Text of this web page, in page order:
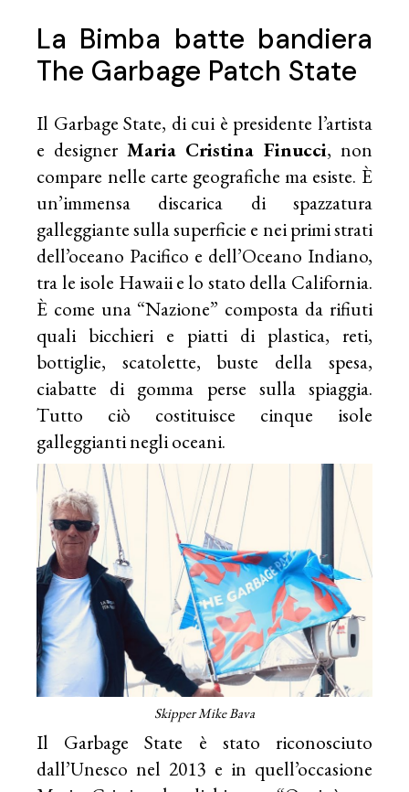
La Bimba batte bandiera
The Garbage Patch State
Il Garbage State, di cui è presidente l’artista
e designer Maria Cristina Finucci, non
compare nelle carte geografiche ma esiste. È
un’immensa discarica di spazzatura
galleggiante sulla superficie e nei primi strati
dell’oceano Pacifico e dell’Oceano Indiano,
tra le isole Hawaii e lo stato della California.
È come una “Nazione” composta da rifiuti
quali bicchieri e piatti di plastica, reti,
bottiglie, scatolette, buste della spesa,
ciabatte di gomma perse sulla spiaggia.
Tutto ciò costituisce cinque isole
galleggianti negli oceani.
Skipper Mike Bava
Il Garbage State è stato riconosciuto
dall’Unesco nel 2013 e in quell’occasione